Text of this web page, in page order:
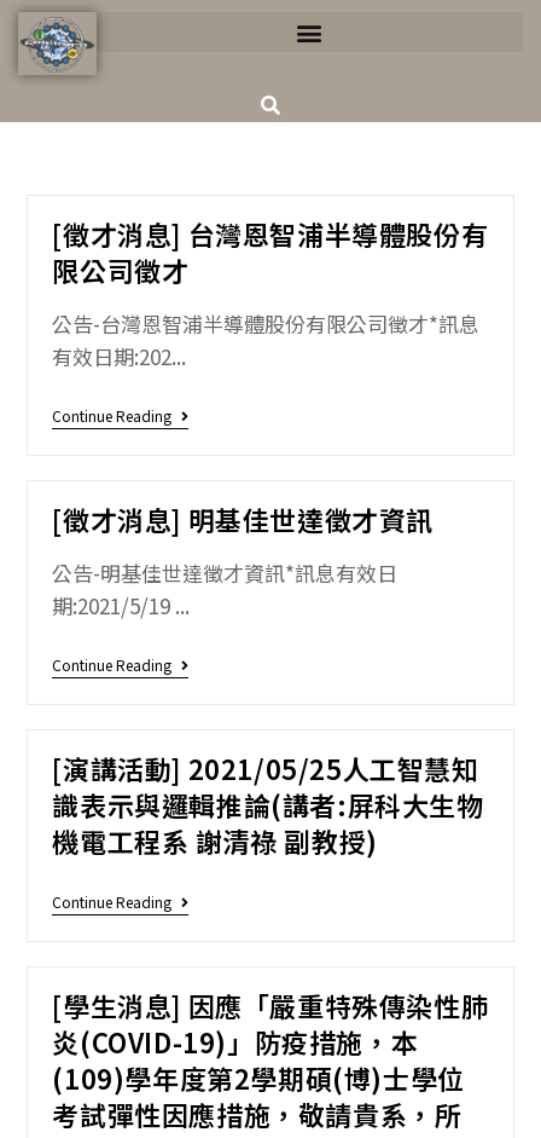
[徵才消息] 台灣恩智浦半導體股份有
限公司徵才
公告-台灣恩智浦半導體股份有限公司徵才*訊息
有效日期:202...
Continue Reading
[徵才消息] 明基佳世達徵才資訊
公告-明基佳世達徵才資訊*訊息有效日
期:2021/5/19 ...
Continue Reading
[演講活動] 2021/05/25人工智慧知
識表示與邏輯推論(講者:屏科大生物
機電工程系 謝清祿 副教授)
Continue Reading
[學生消息] 因應「嚴重特殊傳染性肺
炎(COVID-19)」防疫措施，本
(109)學年度第2學期碩(博)士學位
考試彈性因應措施，敬請貴系，所